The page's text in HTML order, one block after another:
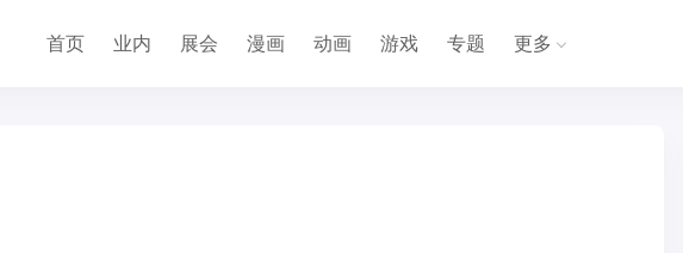
首页 业内 展会 漫画 动画 游戏 专题 更多